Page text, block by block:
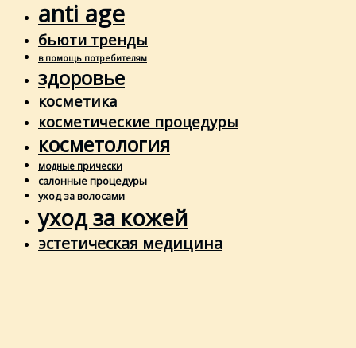
anti age
бьюти тренды
в помощь потребителям
здоровье
косметика
косметические процедуры
косметология
модные прически
салонные процедуры
уход за волосами
уход за кожей
эстетическая медицина